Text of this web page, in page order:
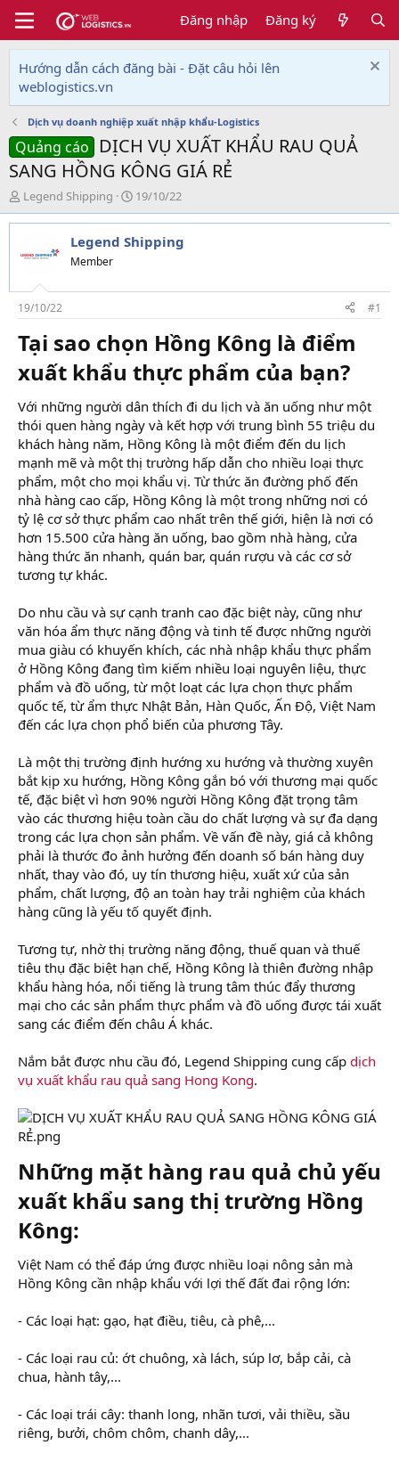
Đăng nhập Đăng ký
Hướng dẫn cách đăng bài - Đặt câu hỏi lên
weblogistics.vn
Dịch vụ doanh nghiệp xuất nhập khẩu-Logistics
Quảng cáo
DỊCH VỤ XUẤT KHẨU RAU QUẢ
SANG HỒNG KÔNG GIÁ RẺ
T
h
r
a
s
t
a
r
t
e
Legend Shipping
N
g
à
y
i
19/10/22
Legend Shipping
Member
19/10/22 #1
Tại sao chọn Hồng Kông là điểm
xuất khẩu thực phẩm của bạn?​
Với những người dân thích đi du lịch và ăn uống như một
thói quen hàng ngày và kết hợp với trung bình 55 triệu du
khách hàng năm, Hồng Kông là một điểm đến du lịch
mạnh mẽ và một thị trường hấp dẫn cho nhiều loại thực
phẩm, một cho mọi khẩu vị. Từ thức ăn đường phố đến
nhà hàng cao cấp, Hồng Kông là một trong những nơi có
tỷ lệ cơ sở thực phẩm cao nhất trên thế giới, hiện là nơi có
hơn 15.500 cửa hàng ăn uống, bao gồm nhà hàng, cửa
hàng thức ăn nhanh, quán bar, quán rượu và các cơ sở
tương tự khác.
Do nhu cầu và sự cạnh tranh cao đặc biệt này, cũng như
văn hóa ẩm thực năng động và tinh tế được những người
mua giàu có khuyến khích, các nhà nhập khẩu thực phẩm
ở Hồng Kông đang tìm kiếm nhiều loại nguyên liệu, thực
phẩm và đồ uống, từ một loạt các lựa chọn thực phẩm
quốc tế, từ ẩm thực Nhật Bản, Hàn Quốc, Ấn Độ, Việt Nam
đến các lựa chọn phổ biến của phương Tây.
Là một thị trường định hướng xu hướng và thường xuyên
bắt kịp xu hướng, Hồng Kông gắn bó với thương mại quốc
tế, đặc biệt vì hơn 90% người Hồng Kông đặt trọng tâm
vào các thương hiệu toàn cầu do chất lượng và sự đa dạng
trong các lựa chọn sản phẩm. Về vấn đề này, giá cả không
phải là thước đo ảnh hưởng đến doanh số bán hàng duy
nhất, thay vào đó, uy tín thương hiệu, xuất xứ của sản
phẩm, chất lượng, độ an toàn hay trải nghiệm của khách
hàng cũng là yếu tố quyết định.
Tương tự, nhờ thị trường năng động, thuế quan và thuế
tiêu thụ đặc biệt hạn chế, Hồng Kông là thiên đường nhập
khẩu hàng hóa, nổi tiếng là trung tâm thúc đẩy thương
mại cho các sản phẩm thực phẩm và đồ uống được tái xuất
sang các điểm đến châu Á khác.
Nắm bắt được nhu cầu đó, Legend Shipping cung cấp dịch
vụ xuất khẩu rau quả sang Hong Kong.
Những mặt hàng rau quả chủ yếu
xuất khẩu sang thị trường Hồng
Kông:​
Việt Nam có thể đáp ứng được nhiều loại nông sản mà
Hồng Kông cần nhập khẩu với lợi thế đất đai rộng lớn:
- Các loại hạt: gạo, hạt điều, tiêu, cà phê,...
- Các loại rau củ: ớt chuông, xà lách, súp lơ, bắp cải, cà
chua, hành tây,...
- Các loại trái cây: thanh long, nhãn tươi, vải thiều, sầu
riêng, bưởi, chôm chôm, chanh dây,...